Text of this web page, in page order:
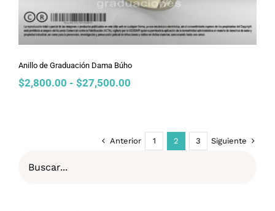
Anillo de Graduación Dama Búho
$2,800.00 - $27,500.00Rango
$2,800.00
hasta
Anterior 1 2 3 Siguiente